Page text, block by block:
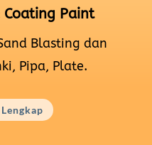
Paint
Blasting dan
Pipa, Plate.